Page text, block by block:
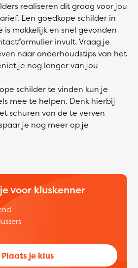
realiseren dit graag voor jou
Een goedkope schilder in
is makkelijk en snel gevonden
invult. Vraag je
naar onderhoudstips van het
je nog langer van jou
schilder te vinden kun je
mee te helpen. Denk hierbij
schuren van de te verven
je nog meer op je
voor kluskenner
Plaats je klus